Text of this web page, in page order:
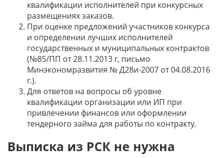
квалификации исполнителей при конкурсных
размещениях заказов.
При оценке предложений участников конкурса
и определении лучших исполнителей
государственных и муниципальных контрактов
(№85/ПП от 28.11.2013 г, письмо
Минэкономразвития № Д28и-2007 от 04.08.2016
г.).
Для ответов на вопросы об уровне
квалификации организации или ИП при
привлечении финансов или оформлении
тендерного займа для работы по контракту.
Выписка из РСК не нужна